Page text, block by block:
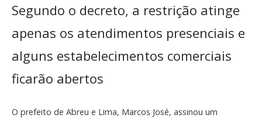
Segundo o decreto, a restrição atinge
apenas os atendimentos presenciais e
alguns estabelecimentos comerciais
ficarão abertos
O prefeito de Abreu e Lima, Marcos José, assinou um